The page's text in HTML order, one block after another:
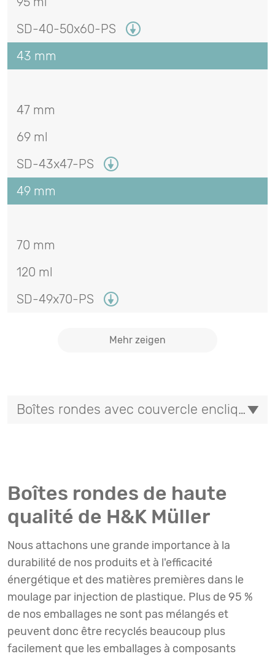
SD-40-50x60-PS
43 mm
47 mm
69 ml
SD-43x47-PS
49 mm
70 mm
120 ml
SD-49x70-PS
Mehr zeigen
Boîtes rondes avec couvercle encliquetable
Boîtes rondes de haute
qualité de H&K Müller
Nous attachons une grande importance à la
durabilité de nos produits et à l'efficacité
énergétique et des matières premières dans le
moulage par injection de plastique. Plus de 95 %
de nos emballages ne sont pas mélangés et
peuvent donc être recyclés beaucoup plus
facilement que les emballages à composants